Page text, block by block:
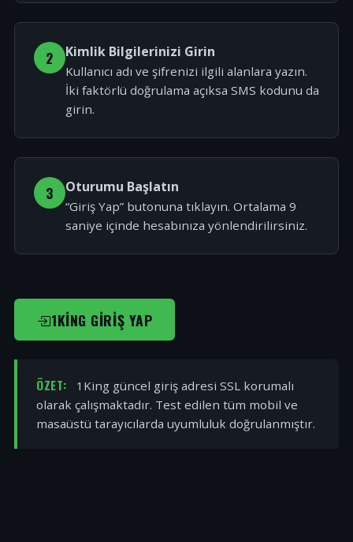
2 Kimlik Bilgilerinizi Girin
Kullanıcı adı ve şifrenizi ilgili alanlara yazın.
İki faktörlü doğrulama açıksa SMS kodunu da
girin.
3 Oturumu Başlatın
“Giriş Yap” butonuna tıklayın. Ortalama 9
saniye içinde hesabınıza yönlendirilirsiniz.
1KING GIRIŞ YAP
ÖZET:
1King güncel giriş adresi SSL korumalı
olarak çalışmaktadır. Test edilen tüm mobil ve
masaüstü tarayıcılarda uyumluluk doğrulanmıştır.